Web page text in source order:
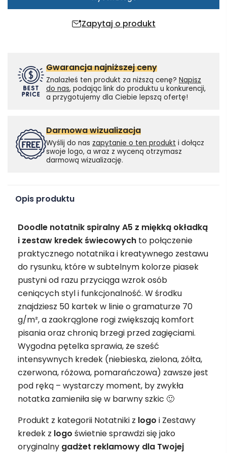
Zapytaj o produkt
Gwarancja najniższej ceny
Znalazłeś ten produkt za niższą cenę? Napisz
do nas, podając link do produktu u konkurencji,
a przygotujemy dla Ciebie lepszą ofertę!
Darmowa wizualizacja
Wyślij do nas zapytanie o ten produkt i dołącz
swoje logo, a wraz z wyceną otrzymasz
darmową wizualizację.
Opis produktu
Doodle notatnik spiralny A5 z miękką okładką
i zestaw kredek świecowych to połączenie
praktycznego notatnika i kreatywnego zestawu
do rysunku, które w subtelnym kolorze piasek
pustyni od razu przyciąga wzrok osób
ceniących styl i funkcjonalność. W środku
znajdziesz 50 kartek w linie o gramaturze 70
g/m², a zaokrąglone rogi zwiększają komfort
pisania oraz chronią brzegi przed zagięciami.
Wygodna pętelka sprawia, że sześć
intensywnych kredek (niebieska, zielona, żółta,
czerwona, różowa, pomarańczowa) zawsze jest
pod ręką – wystarczy moment, by zwykła
notatka zamieniła się w barwny szkic 🙂
Produkt z kategorii Notatniki z logo i Zestawy
kredek z logo świetnie sprawdzi się jako
oryginalny gadżet reklamowy dla Twojej